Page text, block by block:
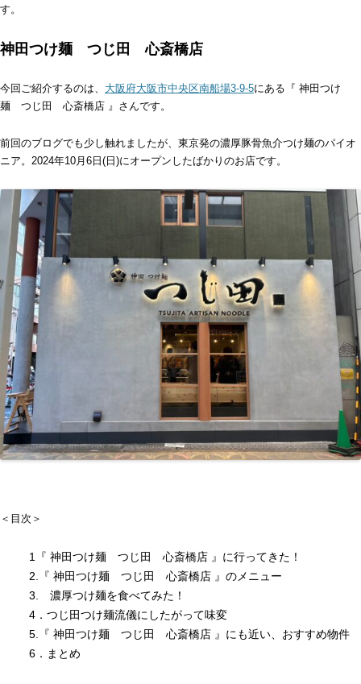
す。
神田つけ麺 つじ田 心斎橋店
今回ご紹介するのは、 大阪府大阪市中央区南船場3-9-5にある『 神田つけ
麺 つじ田 心斎橋店 』さんです。
前回のブログでも少し触れましたが、東京発の濃厚豚骨魚介つけ麺のパイオ
ニア。2024年10月6日(日)にオープンしたばかりのお店です。
＜目次＞
1『 神田つけ麺 つじ田 心斎橋店 』に行ってきた！
2.『 神田つけ麺 つじ田 心斎橋店 』のメニュー
3. 濃厚つけ麺を食べてみた！
4．つじ田つけ麺流儀にしたがって味変
5.『 神田つけ麺 つじ田 心斎橋店 』にも近い、おすすめ物件
6．まとめ